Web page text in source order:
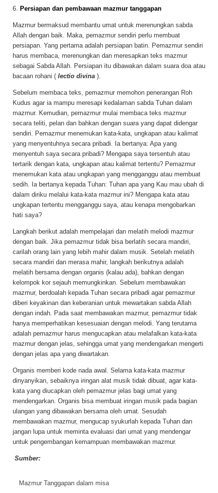
6. Persiapan dan pembawaan mazmur tanggapan
Mazmur bermaksud membantu umat untuk merenungkan sabda
Allah dengan baik. Maka, pemazmur sendiri perlu membuat
persiapan. Yang pertama adalah persiapan batin. Pemazmur sendiri
harus membaca, merenungkan dan meresapkan teks mazmur
sebagai Sabda Allah. Persiapan itu dibawakan dalam suara doa atau
bacaan rohani ( lectio divina ).
Sebelum membaca teks, pemazmur memohon penerangan Roh
Kudus agar ia mampu meresapi kedalaman sabda Tuhan dalam
mazmur. Kemudian, pemazmur mulai membaca teks mazmur
secara teliti, pelan dan bahkan dengan suara yang dapat didengar
sendiri. Pemazmur menemukan kata-kata, ungkapan atau kalimat
yang menyentuhnya secara pribadi. Ia bertanya: Apa yang
menyentuh saya secara pribadi? Mengapa saya tersentuh atau
tertarik dengan kata, ungkapan atau kalimat tertentu? Pemazmur
menemukan kata atau ungkapan yang mengganggu atau membuat
sedih. Ia bertanya kepada Tuhan: Tuhan apa yang Kau mau ubah di
dalam diriku melalui kata-kata mazmur ini? Mengapa kata atau
ungkapan tertentu mengganggu saya, atau kenapa mengobarkan
hati saya?
Langkah berikut adalah mempelajari dan melatih melodi mazmur
dengan baik. Jika pemazmur tidak bisa berlatih secara mandiri,
carilah orang lain yang lebih mahir dalam musik. Setelah melatih
secara mandiri dan merasa mahir, langkah berikutnya adalah
melatih bersama dengan organis (kalau ada), bahkan dengan
kelompok kor sejauh memungkinkan. Sebelum membawakan
mazmur, berdoalah kepada Tuhan secara pribadi agar pemazmur
diberi keyakinan dan keberanian untuk mewartakan sabda Allah
dengan indah. Pada saat membawakan mazmur, pemazmur tidak
hanya memperhatikan kesesuaian dengan melodi. Yang terutama
adalah pemazmur harus mengucapkan atau melafalkan kata-kata
mazmur dengan jelas, sehingga umat yang mendengarkan mengerti
dengan jelas apa yang diwartakan.
Organis memberi kode nada awal. Selama kata-kata mazmur
dinyanyikan, sebaiknya iringan alat musik tidak dibuat, agar kata-
kata yang diucapkan oleh pemazmur jelas bagi umat yang
mendengarkan. Organis bisa membuat iringan musik pada bagian
ulangan yang dibawakan bersama oleh umat. Sesudah
membawakan mazmur, mengucap syukurlah kepada Tuhan dan
jangan lupa untuk meminta evaluasi dari umat yang mendengar
untuk pengembangan kemampuan membawakan mazmur.
Sumber:
Mazmur Tanggapan dalam misa